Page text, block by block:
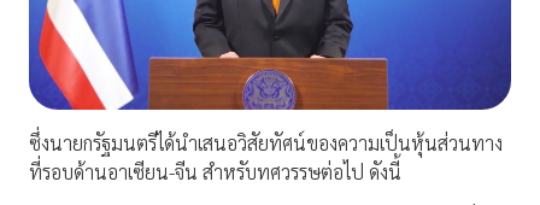
ซึ่งนายกรัฐมนตรีได้นำเสนอวิสัยทัศน์ของความเป็นหุ้นส่วนทาง
ที่รอบด้านอาเซียน-จีน สำหรับทศวรรษต่อไป ดังนี้